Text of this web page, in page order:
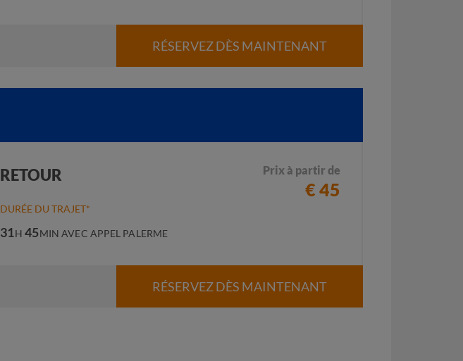
RÉSERVEZ DÈS MAINTENANT
RETOUR Prix à partir de
€ 45
DURÉE DU TRAJET*
31H 45MIN AVEC APPEL PALERME
RÉSERVEZ DÈS MAINTENANT